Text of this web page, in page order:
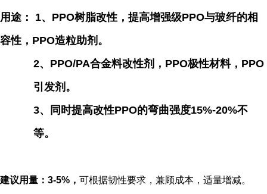
用途 ： 1、PPO树脂改性，提高增强级PPO与玻纤的相
容性，PPO造粒助剂。
2、PPO/PA合金料改性剂，PPO极性材料，PPO
引发剂。
3、同时提高改性PPO的弯曲强度15%-20%不
等。
建议用量：3-5%， 可根据韧性要求，兼顾成本，适量增减。